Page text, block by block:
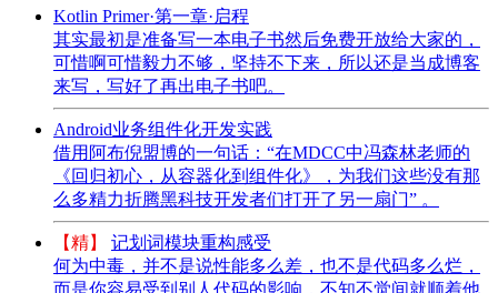
Kotlin Primer·第一章·启程
其实最初是准备写一本电子书然后免费开放给大家的，
可惜啊可惜毅力不够，坚持不下来，所以还是当成博客
来写，写好了再出电子书吧。
Android业务组件化开发实践
借用阿布倪盟博的一句话：“在MDCC中冯森林老师的
《回归初心，从容器化到组件化》，为我们这些没有那
么多精力折腾黑科技开发者们打开了另一扇门” 。
【精】
记划词模块重构感受
何为中毒，并不是说性能多么差，也不是代码多么烂，
而是你容易受到别人代码的影响，不知不觉间就顺着他